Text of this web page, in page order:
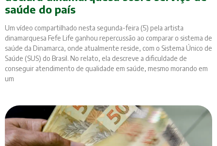
saúde do país
Um vídeo compartilhado nesta segunda-feira (5) pela artista
dinamarquesa Fefe Life ganhou repercussão ao comparar o sistema de
saúde da Dinamarca, onde atualmente reside, com o Sistema Único de
Saúde (SUS) do Brasil. No relato, ela descreve a dificuldade de
conseguir atendimento de qualidade em saúde, mesmo morando em
um